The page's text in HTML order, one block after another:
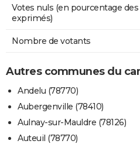
Votes nuls (en pourcentage
exprimés)
Nombre de votants
Autres communes du
Andelu (78770)
Aubergenville (78410)
Aulnay-sur-Mauldre (78126)
Auteuil (78770)